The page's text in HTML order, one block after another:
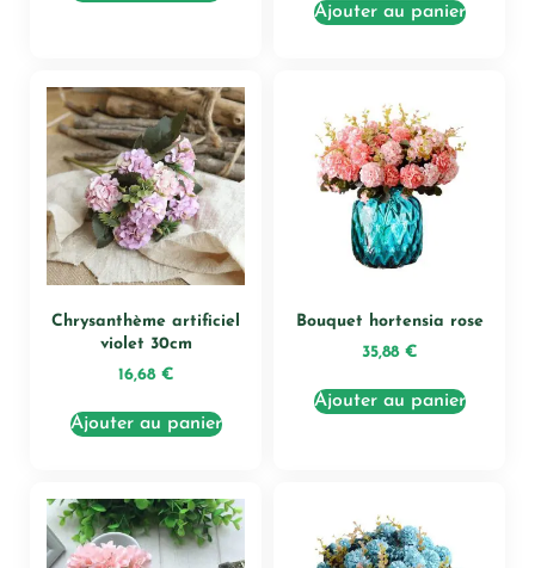
Ajouter au panier
Chrysanthème artificiel
violet 30cm
16,68 €
Ajouter au panier
Bouquet hortensia rose
35,88 €
Ajouter au panier